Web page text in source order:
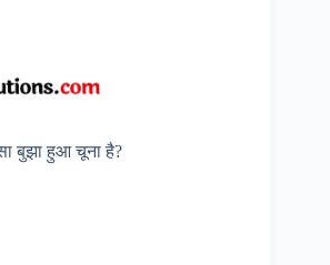
बुझा हुआ चूना है?